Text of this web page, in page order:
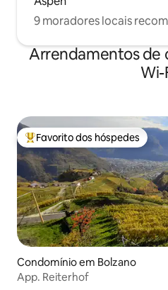
9 moradores locais
Arrendamentos de
Wi-
Favoritos dos hóspedes mais
Favorito dos hóspedes
Condomínio em Bolzano
App. Reiterhof